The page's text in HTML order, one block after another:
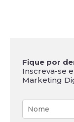
Fique por
Inscreva-se
Marketing